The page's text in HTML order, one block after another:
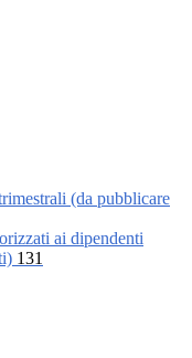
(da pubblicare
ai dipendenti
131